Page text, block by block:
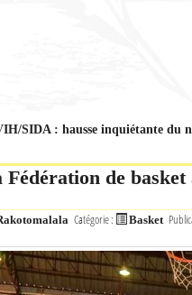
SIDA : hausse inquiétante du
Fédération de
Catégorie : Basket